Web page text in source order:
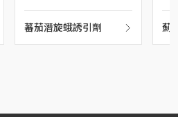
蕃茄潛旋蛾誘引劑 薊